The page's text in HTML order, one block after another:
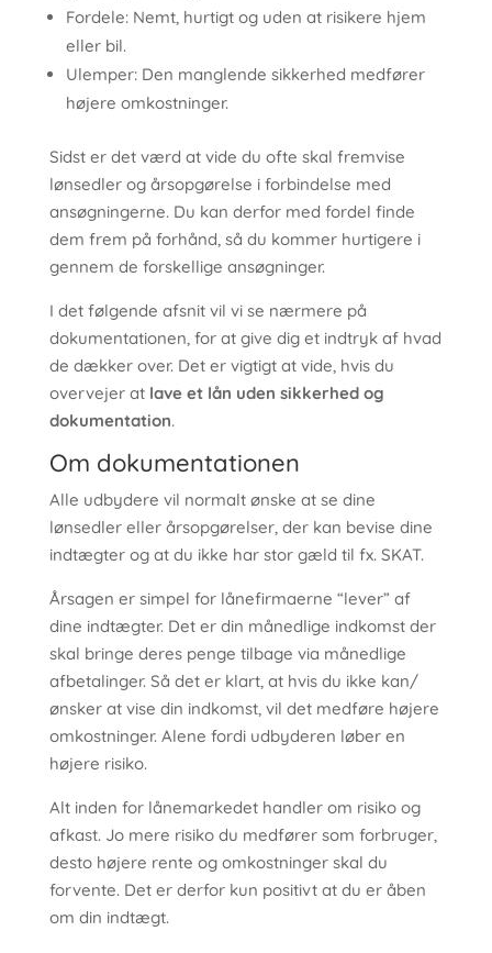
Fordele: Nemt, hurtigt og uden at risikere hjem
eller bil.
Ulemper: Den manglende sikkerhed medfører
højere omkostninger.
Sidst er det værd at vide du ofte skal fremvise
lønsedler og årsopgørelse i forbindelse med
ansøgningerne. Du kan derfor med fordel finde
dem frem på forhånd, så du kommer hurtigere i
gennem de forskellige ansøgninger.
I det følgende afsnit vil vi se nærmere på
dokumentationen, for at give dig et indtryk af hvad
de dækker over. Det er vigtigt at vide, hvis du
overvejer at lave et lån uden sikkerhed og
dokumentation.
Om dokumentationen
Alle udbydere vil normalt ønske at se dine
lønsedler eller årsopgørelser, der kan bevise dine
indtægter og at du ikke har stor gæld til fx. SKAT.
Årsagen er simpel for lånefirmaerne “lever” af
dine indtægter. Det er din månedlige indkomst der
skal bringe deres penge tilbage via månedlige
afbetalinger. Så det er klart, at hvis du ikke kan/
ønsker at vise din indkomst, vil det medføre højere
omkostninger. Alene fordi udbyderen løber en
højere risiko.
Alt inden for lånemarkedet handler om risiko og
afkast. Jo mere risiko du medfører som forbruger,
desto højere rente og omkostninger skal du
forvente. Det er derfor kun positivt at du er åben
om din indtægt.